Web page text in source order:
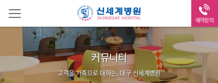
예약문의
커뮤니티
고객을 가족으로 대하는, 대구 신세계병원